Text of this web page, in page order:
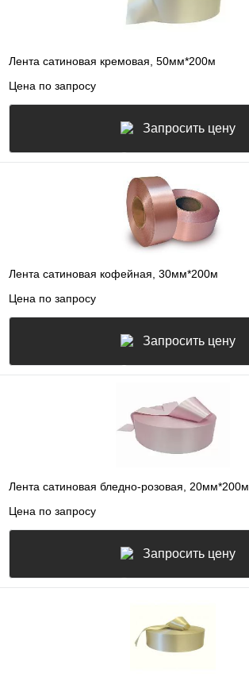
Лента сатиновая кремовая, 50мм*200м
Цена по запросу
Запросить цену
Лента сатиновая кофейная, 30мм*200м
Цена по запросу
Запросить цену
Лента сатиновая бледно-розовая, 20мм*200м
Цена по запросу
Запросить цену